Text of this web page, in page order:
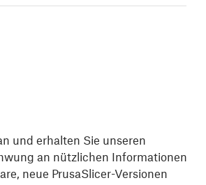
und erhalten Sie unseren
an nützlichen Informationen
neue PrusaSlicer-Versionen